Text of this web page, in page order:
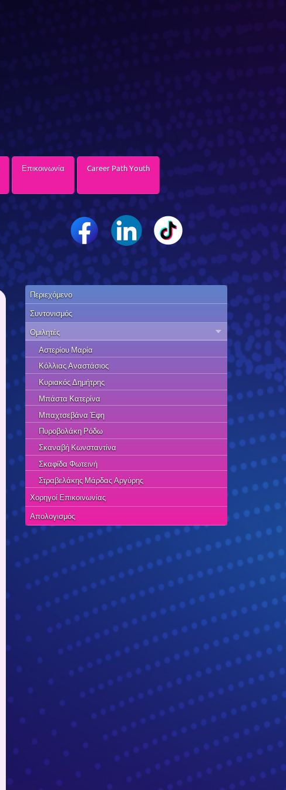
Επικοινωνία Career Path Youth
Περιεχόμενο
Συντονισμός
Ομιλητές
Αστερίου Μαρία
Κόλλιας Αναστάσιος
Κυριακός Δημήτρης
Μπάστα Κατερίνα
Μπαχτσεβάνα Έφη
Πυροβολάκη Ρόδω
Σκαναβή Κωνσταντίνα
Σκαφίδα Φωτεινή
Στραβελάκης Μάρδας Αργύρης
Χορηγοί Επικοινωνίας
Απολογισμός